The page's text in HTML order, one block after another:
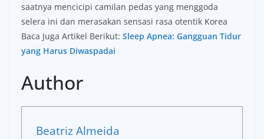
saatnya mencicipi camilan pedas yang menggoda
selera ini dan merasakan sensasi rasa otentik Korea
Baca Juga Artikel Berikut: Sleep Apnea: Gangguan Tidur
yang Harus Diwaspadai
Author
Beatriz Almeida